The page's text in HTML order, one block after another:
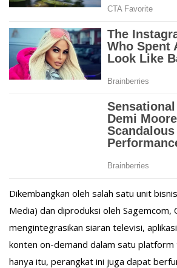
Dikembangkan oleh salah satu unit
Media) dan diproduksi oleh Sagemcom,
mengintegrasikan siaran televisi,
konten on-demand dalam satu
hanya itu, perangkat ini juga dapat